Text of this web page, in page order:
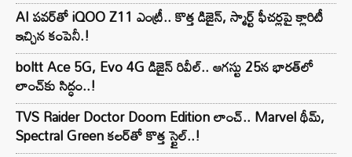
AI పవర్‌తో iQOO Z11 ఎంట్రీ.. కొత్త డిజైన్, స్మార్ట్ ఫీచర్లపై క్లారిటీ
ఇచ్చిన కంపెనీ.!
boltt Ace 5G, Evo 4G డిజైన్ రివీల్.. ఆగస్టు 25న భారత్‌లో
లాంచ్‌కు సిద్ధం..!
TVS Raider Doctor Doom Edition లాంచ్.. Marvel థీమ్,
Spectral Green కలర్‌తో కొత్త స్టైల్..!